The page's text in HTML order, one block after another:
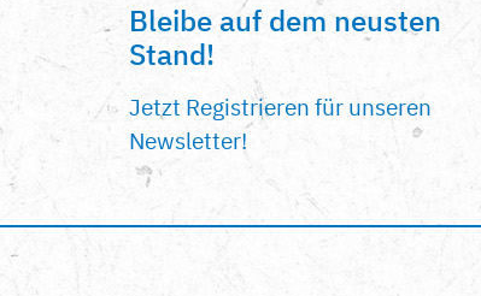
Bleibe auf dem neusten
Stand!
Jetzt Registrieren für unseren
Newsletter!